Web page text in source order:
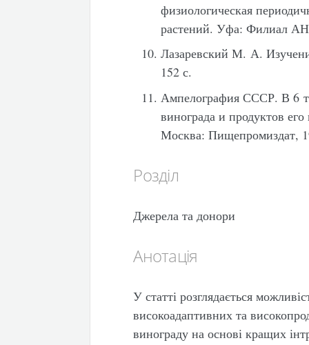
физиологическая
растений. Уфа: Филиал
Лазаревский М. А.
152 с.
Ампелография СССР. В 6
винограда и продуктов
Москва: Пищепромиздат,
Розділ
Джерела та донори
Анотація
У статті розглядається
високоадаптивних та
винограду на основі кращих